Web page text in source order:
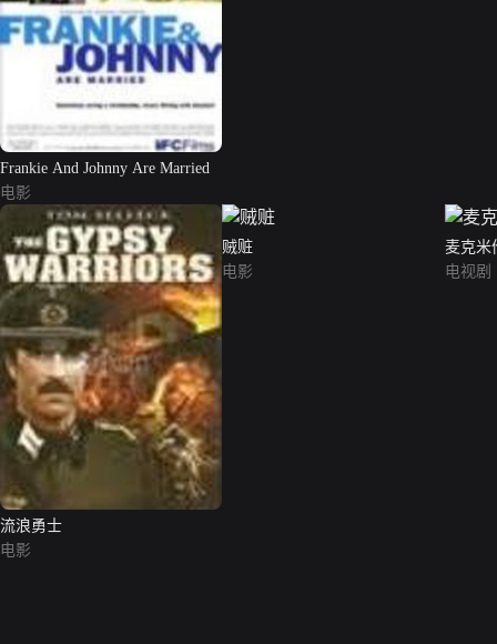
Frankie And Johnny Are Married
电影
流浪勇士
电影
贼赃
电影
麦克米
电视剧